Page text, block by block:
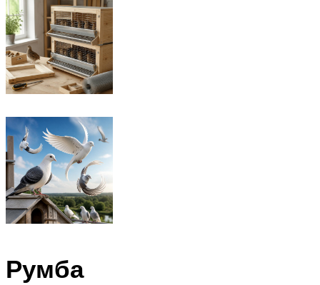
Румба